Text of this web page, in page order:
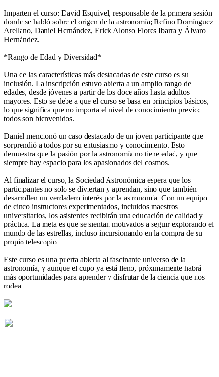
Imparten el curso: David Esquivel, responsable de la primera sesión
donde se habló sobre el origen de la astronomía; Refino Domínguez
Arellano, Daniel Hernández, Erick Alonso Flores Ibarra y Álvaro
Hernández.
*Rango de Edad y Diversidad*
Una de las características más destacadas de este curso es su
inclusión. La inscripción estuvo abierta a un amplio rango de
edades, desde jóvenes a partir de los doce años hasta adultos
mayores. Esto se debe a que el curso se basa en principios básicos,
lo que significa que no importa el nivel de conocimiento previo;
todos son bienvenidos.
Daniel mencionó un caso destacado de un joven participante que
sorprendió a todos por su entusiasmo y conocimiento. Esto
demuestra que la pasión por la astronomía no tiene edad, y que
siempre hay espacio para los apasionados del cosmos.
Al finalizar el curso, la Sociedad Astronómica espera que los
participantes no solo se diviertan y aprendan, sino que también
desarrollen un verdadero interés por la astronomía. Con un equipo
de cinco instructores experimentados, incluidos maestros
universitarios, los asistentes recibirán una educación de calidad y
práctica. La meta es que se sientan motivados a seguir explorando el
mundo de las estrellas, incluso incursionando en la compra de su
propio telescopio.
Este curso es una puerta abierta al fascinante universo de la
astronomía, y aunque el cupo ya está lleno, próximamente habrá
más oportunidades para aprender y disfrutar de la ciencia que nos
rodea.